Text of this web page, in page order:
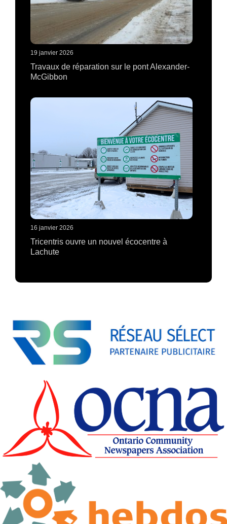
19 janvier 2026
Travaux de réparation sur le pont Alexander-
McGibbon
16 janvier 2026
Tricentris ouvre un nouvel écocentre à
Lachute